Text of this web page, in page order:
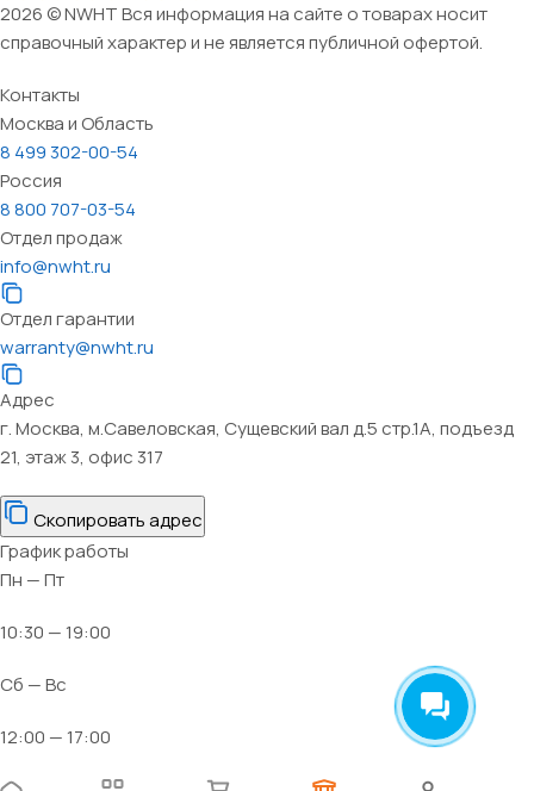
2026 © NWHT Вся информация на сайте о товарах носит
справочный характер и не является публичной офертой.
Контакты
Москва и Область
8 499 302-00-54
Россия
8 800 707-03-54
Отдел продаж
info@nwht.ru
Отдел гарантии
warranty@nwht.ru
Адрес
г. Москва, м.Савеловская, Сущевский вал д.5 стр.1А, подъезд
21, этаж 3, офис 317
Скопировать адрес
График работы
Пн — Пт
10:30 — 19:00
Сб — Вс
12:00 — 17:00